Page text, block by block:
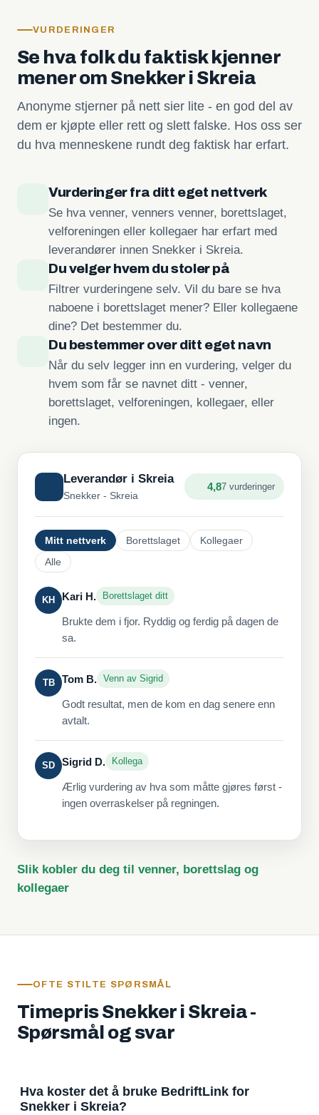
VURDERINGER
Se hva folk du faktisk kjenner
mener om Snekker i Skreia
Anonyme stjerner på nett sier lite - en god del av
dem er kjøpte eller rett og slett falske. Hos oss ser
du hva menneskene rundt deg faktisk har erfart.
Vurderinger fra ditt eget nettverk
Se hva venner, venners venner, borettslaget,
velforeningen eller kollegaer har erfart med
leverandører innen Snekker i Skreia.
Du velger hvem du stoler på
Filtrer vurderingene selv. Vil du bare se hva
naboene i borettslaget mener? Eller kollegaene
dine? Det bestemmer du.
Du bestemmer over ditt eget navn
Når du selv legger inn en vurdering, velger du
hvem som får se navnet ditt - venner,
borettslaget, velforeningen, kollegaer, eller
ingen.
Leverandør i Skreia
Snekker - Skreia
4,87 vurderinger
Mitt nettverk Borettslaget
Kollegaer
Alle
KH Kari H. Borettslaget ditt
Brukte dem i fjor. Ryddig og ferdig på dagen de
sa.
TB Tom B. Venn av Sigrid
Godt resultat, men de kom en dag senere enn
avtalt.
SD Sigrid D. Kollega
Ærlig vurdering av hva som måtte gjøres først -
ingen overraskelser på regningen.
Slik kobler du deg til venner, borettslag og
kollegaer
OFTE STILTE SPØRSMÅL
Timepris Snekker i Skreia -
Spørsmål og svar
Hva koster det å bruke BedriftLink for
Snekker i Skreia?